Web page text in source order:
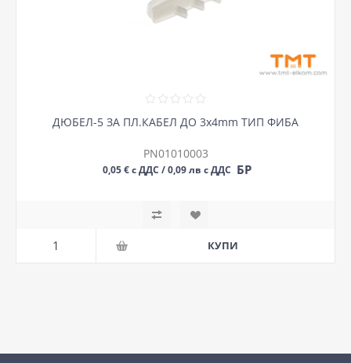
ДЮБЕЛ-5 ЗА ПЛ.КАБЕЛ ДО 3х4mm ТИП ФИБА
PN01010003
0,05 € с ДДС / 0,09 лв с ДДС БР